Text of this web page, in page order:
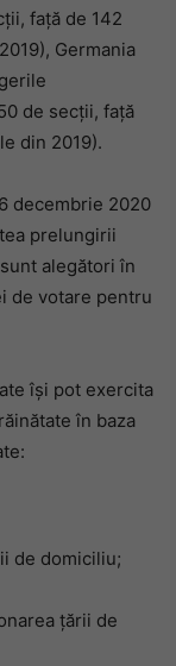
față de 142
Germania
de secții, față
din 2019).
decembrie 2020
prelungirii
alegători în
de votare pentru
își pot exercita
în baza
de domiciliu;
țării de